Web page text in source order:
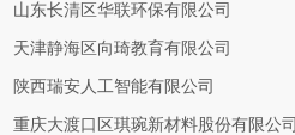
山东长清区华联环保有限公司
天津静海区向琦教育有限公司
陕西瑞安人工智能有限公司
重庆大渡口区琪琬新材料股份有限公司